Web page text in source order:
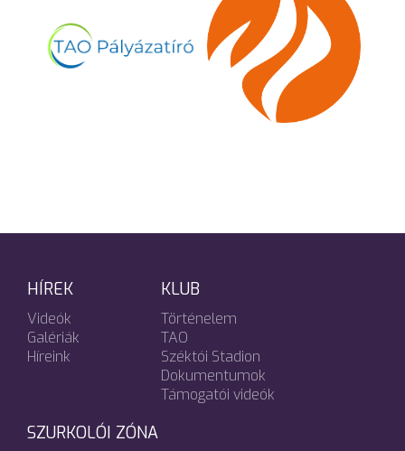
HÍREK
Videók
Galériák
Híreink
KLUB
Történelem
TAO
Széktói Stadion
Dokumentumok
Támogatói videók
SZURKOLÓI ZÓNA